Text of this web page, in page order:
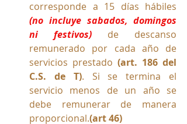
(no incluye sabados, domingos
ni festivos) de descanso
remunerado por cada año de
servicios prestado (art. 186 del
C.S. de T). Si se termina el
servicio menos de un año se
debe remunerar de manera
proporcional.(art 46)